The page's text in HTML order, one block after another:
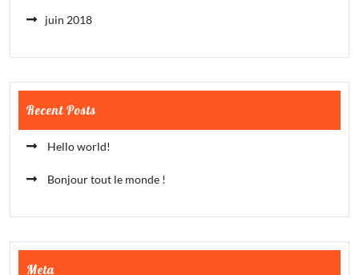
juin 2018
Recent Posts
Hello world!
Bonjour tout le monde !
Meta